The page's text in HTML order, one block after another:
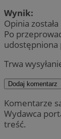
Wynik:
Opinia
Po
udostępniona
Trwa
Dodaj komentarz
Komentarze
Wydawca
treść.